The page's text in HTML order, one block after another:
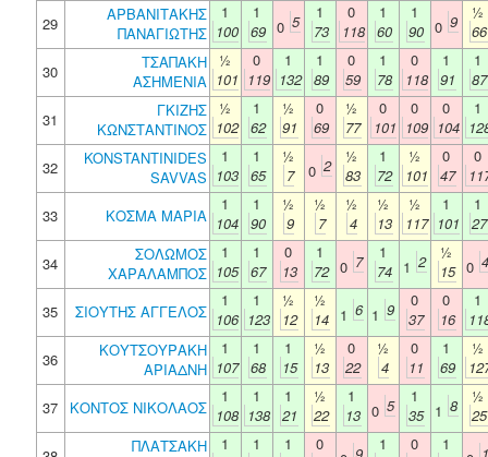
29
ΑΡΒΑΝΙΤΑΚΗΣ
ΠΑΝΑΓΙΩΤΗΣ
1
100
1
69 0 5
1
73
0
118
1
60
1
90 0 9
½
66
30
ΤΣΑΠΑΚΗ
ΑΣΗΜΕΝΙΑ
½
101
0
119
1
132
1
89
0
59
1
78
0
118
1
91
1
87
31
ΓΚΙΖΗΣ
ΚΩΝΣΤΑΝΤΙΝΟΣ
½
102
1
62
½
91
0
69
½
77
0
101
0
109
0
104
1
32
KONSTANTINIDES
SAVVAS
1
103
1
65
½
7
0 2
½
83
1
72
½
101
0
47
0
33
ΚΟΣΜΑ ΜΑΡΙΑ
1
104
1
90
½
9
½
7
½
4
½
13
½
117
1
101
1
27
34
ΣΟΛΩΜΟΣ
ΧΑΡΑΛΑΜΠΟΣ
1
105
1
67
0
13
1
72 0 7
1
74 1 2
½
15 0
35 ΣΙΟΥΤΗΣ ΑΓΓΕΛΟΣ
1
106
1
123
½
12
½
14 1 6 1 9
0
37
0
16
1
36
ΚΟΥΤΣΟΥΡΑΚΗ
ΑΡΙΑΔΝΗ
1
107
1
68
1
15
½
13
0
22
½
4
0
11
1
69
½
37
ΚΟΝΤΟΣ ΝΙΚΟΛΑΟΣ
1
108
1
138
1
21
½
22
1
13 0 5
1
35 1 8
½
25
ΠΛΑΤΣΑΚΗ
1
1
1
0
1
0
1